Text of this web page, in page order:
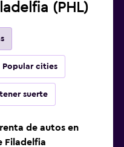
(PHL)
Popular cities
suerte
de autos en
Filadelfia